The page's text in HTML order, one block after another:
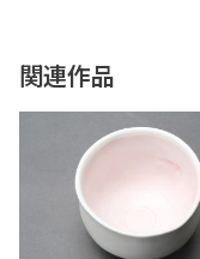
関連作品